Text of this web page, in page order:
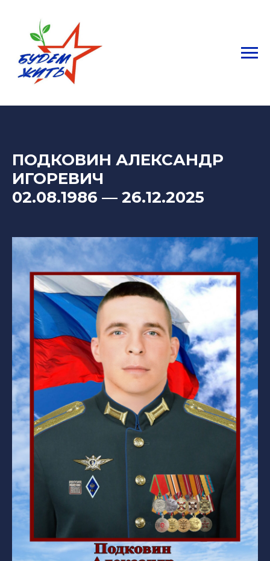
ПОДКОВИН АЛЕКСАНДР
ИГОРЕВИЧ
02.08.1986 — 26.12.2025